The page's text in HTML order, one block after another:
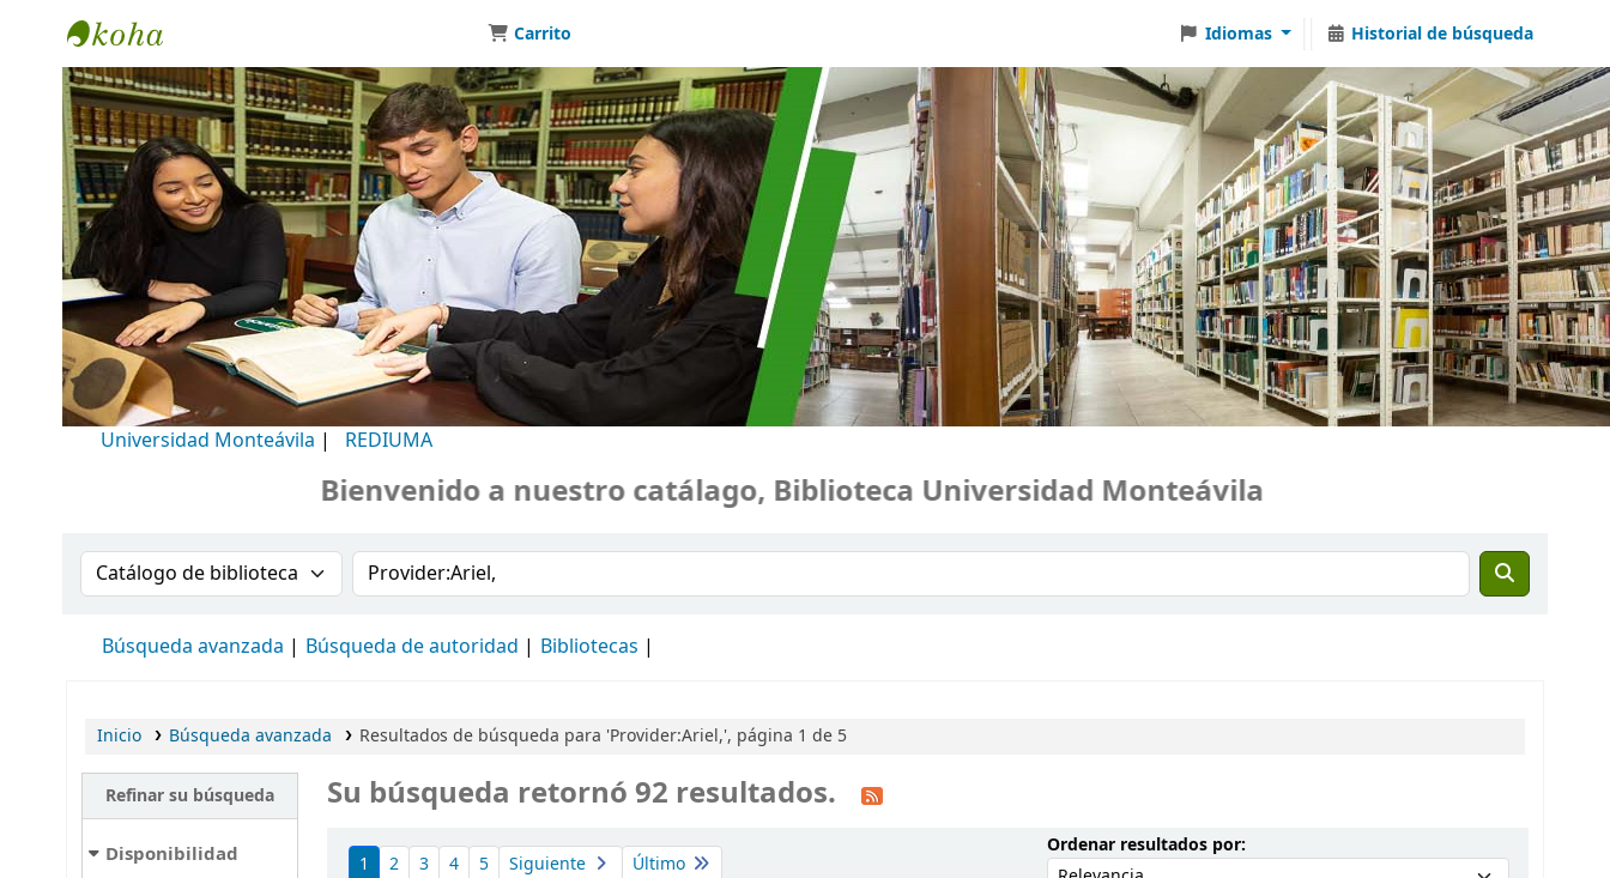
Biblioteca Universidad Monteávila
Carrito Idiomas Historial de búsqueda
Universidad Monteávila | REDIUMA
Bienvenido a nuestro catálago, Biblioteca Universidad Monteávila
Buscar en el catálogo por:Buscar en el catálogo
Búsqueda avanzada Búsqueda de autoridad Bibliotecas
Inicio Búsqueda avanzada Resultados de búsqueda para 'Provider:Ariel,', página 1 de 5
Refinar su búsqueda
Disponibilidad
Su búsqueda retornó 92 resultados.
Ordenar
1 2 3 4 5 Siguiente Último
Ordenar resultados por:Ordenar por: